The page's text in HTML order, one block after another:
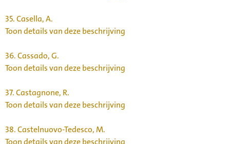
35.Casella, A.
Toon details van deze beschrijving
36.Cassado, G.
Toon details van deze beschrijving
37.Castagnone, R.
Toon details van deze beschrijving
38.Castelnuovo-Tedesco, M.
Toon details van deze beschrijving